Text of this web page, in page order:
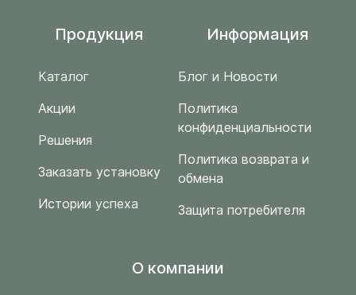
Продукция
Каталог
Акции
Решения
Заказать установку
Истории успеха
Информация
Блог и Новости
Политика
конфиденциальности
Политика возврата и
обмена
Защита потребителя
O компании